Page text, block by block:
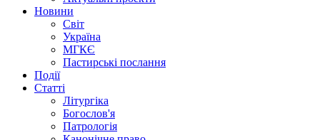
Новини
Світ
Україна
МГКЄ
Пастирські послання
Події
Статті
Літургіка
Богослов'я
Патрологія